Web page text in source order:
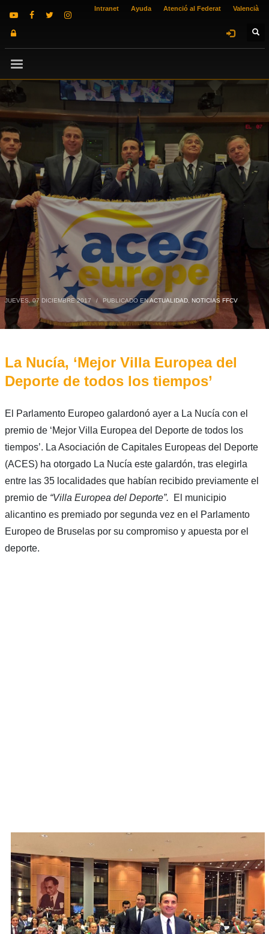
Intranet Ayuda Atenció al Federat Valencià
JUEVES, 07 DICIEMBRE 2017 / PUBLICADO ENACTUALIDAD, NOTICIAS FFCV
La Nucía, ‘Mejor Villa Europea del
Deporte de todos los tiempos’
El Parlamento Europeo galardonó ayer a La Nucía con el
premio de ‘Mejor Villa Europea del Deporte de todos los
tiempos’. La Asociación de Capitales Europeas del Deporte
(ACES) ha otorgado La Nucía este galardón, tras elegirla
entre las 35 localidades que habían recibido previamente el
premio de “Villa Europea del Deporte”.
El municipio
alicantino es premiado por segunda vez en el Parlamento
Europeo de Bruselas por su compromiso y apuesta por el
deporte.